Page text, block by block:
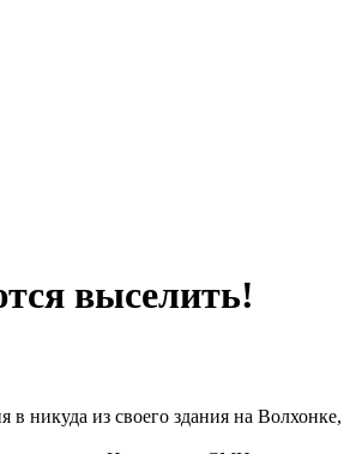
выселить!
никуда из своего здания на Волхонке,